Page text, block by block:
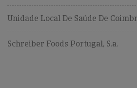
Unidade Local De Saúde De
Schreiber Foods Portugal, S.a.